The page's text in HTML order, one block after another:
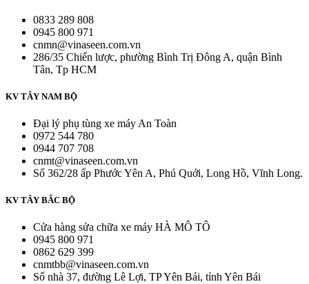
0833 289 808
0945 800 971
cnmn@vinaseen.com.vn
286/35 Chiến lược, phường Bình Trị Đông A, quận Bình
Tân, Tp HCM
KV TÂY NAM BỘ
Đại lý phụ tùng xe máy An Toàn
0972 544 780
0944 707 708
cnmt@vinaseen.com.vn
Số 362/28 ấp Phước Yên A, Phú Quới, Long Hồ, Vĩnh Long.
KV TÂY BẮC BỘ
Cửa hàng sửa chữa xe máy HÀ MÔ TÔ
0945 800 971
0862 629 399
cnmtbb@vinaseen.com.vn
Số nhà 37, đường Lê Lợi, TP Yên Bái, tỉnh Yên Bái